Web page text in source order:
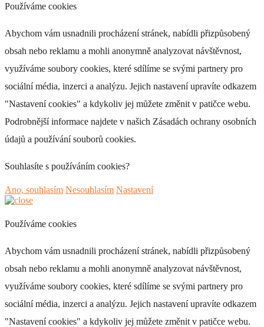
AST 578
+ 0 Kč
AST 579
AST 580
+ 0 Kč
Používáme cookies
Abychom vám usnadnili procházení stránek, nabídli přizpůsobený
obsah nebo reklamu a mohli anonymně analyzovat návštěvnost,
využíváme soubory cookies, které sdílíme se svými partnery pro
sociální média, inzerci a analýzu. Jejich nastavení upravíte odkazem
"Nastavení cookies" a kdykoliv jej můžete změnit v patičce webu.
Podrobnější informace najdete v našich Zásadách ochrany osobních
údajů a používání souborů cookies.
Souhlasíte s používáním cookies?
Ano, souhlasím Nesouhlasím Nastavení
Používáme cookies
Abychom vám usnadnili procházení stránek, nabídli přizpůsobený
obsah nebo reklamu a mohli anonymně analyzovat návštěvnost,
využíváme soubory cookies, které sdílíme se svými partnery pro
sociální média, inzerci a analýzu. Jejich nastavení upravíte odkazem
"Nastavení cookies" a kdykoliv jej můžete změnit v patičce webu.